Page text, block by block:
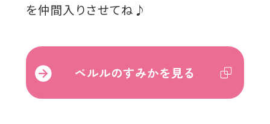
を仲間入りさせてね♪
外
ペルルのすみかを見る